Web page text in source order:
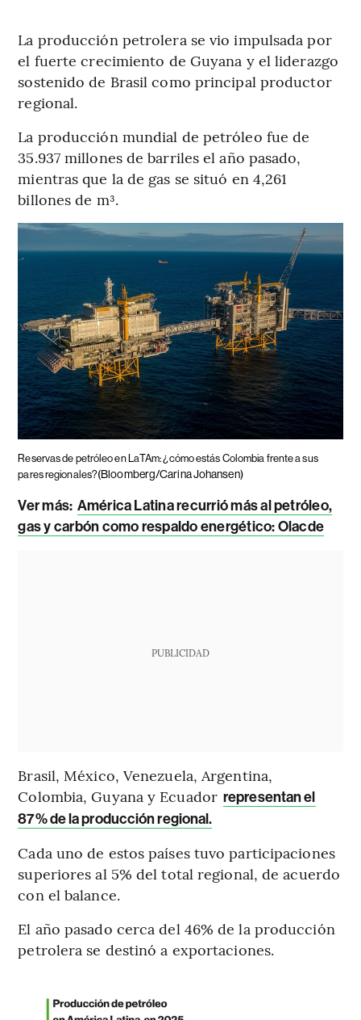
La producción petrolera se vio impulsada por
el fuerte crecimiento de Guyana y el liderazgo
sostenido de Brasil como principal productor
regional.
La producción mundial de petróleo fue de
35.937 millones de barriles el año pasado,
mientras que la de gas se situó en 4,261
billones de m³.
Reservas de petróleo en LaTAm: ¿cómo estás Colombia frente a sus
pares regionales?(Bloomberg/Carina Johansen)
Ver más: América Latina recurrió más al petróleo,
gas y carbón como respaldo energético: Olacde
PUBLICIDAD
Brasil, México, Venezuela, Argentina,
Colombia, Guyana y Ecuador representan el
87% de la producción regional.
Cada uno de estos países tuvo participaciones
superiores al 5% del total regional, de acuerdo
con el balance.
El año pasado cerca del 46% de la producción
petrolera se destinó a exportaciones.